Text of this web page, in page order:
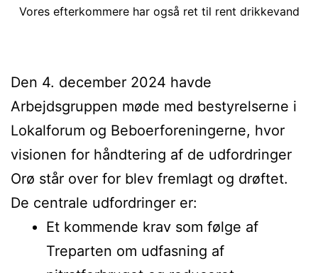
Vores efterkommere har også ret til rent drikkevand
Den 4. december 2024 havde
Arbejdsgruppen møde med bestyrelserne i
Lokalforum og Beboerforeningerne, hvor
visionen for håndtering af de udfordringer
Orø står over for blev fremlagt og drøftet.
De centrale udfordringer er:
Et kommende krav som følge af
Treparten om udfasning af